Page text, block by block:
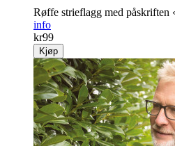
Røffe strieflagg med påskriften
info
kr99
Kjøp